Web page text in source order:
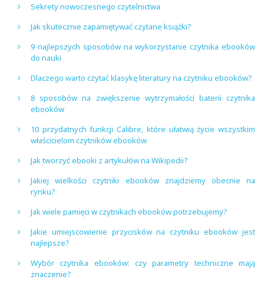
Sekrety nowoczesnego czytelnictwa
Jak skutecznie zapamiętywać czytane książki?
9 najlepszych sposobów na wykorzystanie czytnika ebooków
do nauki
Dlaczego warto czytać klasykę literatury na czytniku ebooków?
8 sposobów na zwiększenie wytrzymałości baterii czytnika
ebooków
10 przydatnych funkcji Calibre, które ułatwią życie wszystkim
właścicielom czytników ebooków
Jak tworzyć ebooki z artykułów na Wikipedii?
Jakiej wielkości czytniki ebooków znajdziemy obecnie na
rynku?
Jak wiele pamięci w czytnikach ebooków potrzebujemy?
Jakie umiejscowienie przycisków na czytniku ebooków jest
najlepsze?
Wybór czytnika ebooków: czy parametry techniczne mają
znaczenie?